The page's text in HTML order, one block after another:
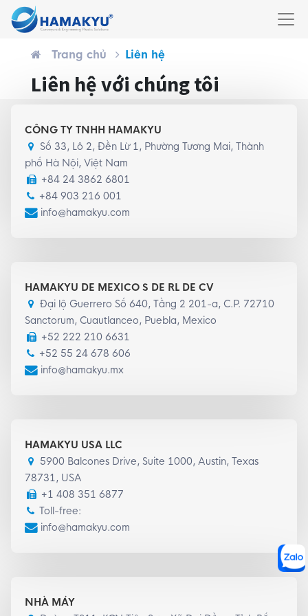
Trang chủ Liên hệ
Liên hệ với chúng tôi
CÔNG TY TNHH HAMAKYU
Số 33, Lô 2, Đền Lừ 1, Phường Tương Mai, Thành
phố Hà Nội, Việt Nam
+84 24 3862 6801
+84 903 216 001
info@hamakyu.com
HAMAKYU DE MEXICO S DE RL DE CV
Đại lộ Guerrero Số 640, Tầng 2 201-a, C.P. 72710
Sanctorum, Cuautlanceo, Puebla, Mexico
+52 222 210 6631
+52 55 24 678 606
info@hamakyu.mx
HAMAKYU USA LLC
5900 Balcones Drive, Suite 1000, Austin, Texas
78731, USA
+1 408 351 6877
Toll-free:
info@hamakyu.com
NHÀ MÁY